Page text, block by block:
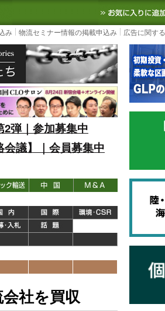
ュースサイト
3PL, SCMなど国内外の最新の物
み 物流セミナー情報の掲載申込み 広告に関す
弾｜参加募集中
議】｜会員募集中
社を買収